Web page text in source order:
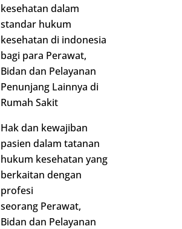
kesehatan dalam
standar hukum
kesehatan di indonesia
bagi para Perawat,
Bidan dan Pelayanan
Penunjang Lainnya di
Rumah Sakit
Hak dan kewajiban
pasien dalam tatanan
hukum kesehatan yang
berkaitan dengan
profesi
seorang Perawat,
Bidan dan Pelayanan